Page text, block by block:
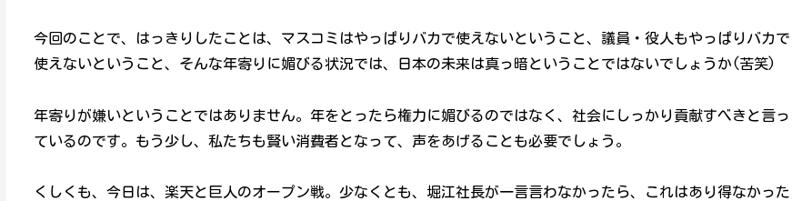
今回のことで、はっきりしたことは、マスコミはやっぱりバカで使えないということ、議員・役人もやっぱりバカで
使えないということ、そんな年寄りに媚びる状況では、日本の未来は真っ暗ということではないでしょうか(苦笑)
年寄りが嫌いということではありません。年をとったら権力に媚びるのではなく、社会にしっかり貢献すべきと言っ
ているのです。もう少し、私たちも賢い消費者となって、声をあげることも必要でしょう。
くしくも、今日は、楽天と巨人のオープン戦。少なくとも、堀江社長が一言言わなかったら、これはあり得なかった